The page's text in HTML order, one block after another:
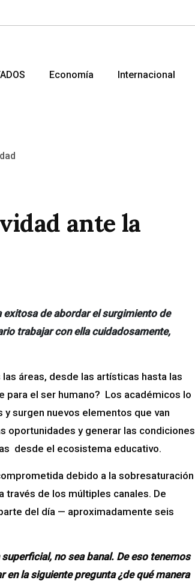
Economía Internacional
ante la
de abordar el surgimiento de
trabajar con ella cuidadosamente,
áreas, desde las artísticas hasta las
para el ser humano? Los académicos lo
surgen nuevos elementos que van
oportunidades y generar las condiciones
desde el ecosistema educativo.
debido a la sobresaturación
de los múltiples canales. De
del día — aproximadamente seis
no sea banal. De eso tenemos
la siguiente pregunta ¿de qué manera